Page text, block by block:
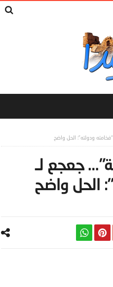
ودولته”: الحل واضح
جعجع لـ
الحل واضح